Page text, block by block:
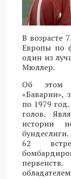
В возрасте
Европы по
один из
Мюллер.
Об этом
«Баварии»,
по 1979
голов.
истории
62